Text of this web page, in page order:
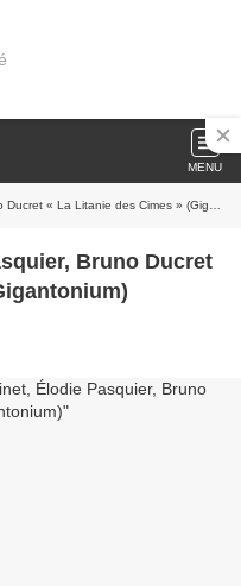
MENU
« La Litanie des Cimes » (Gigantonium)
Bruno Ducret